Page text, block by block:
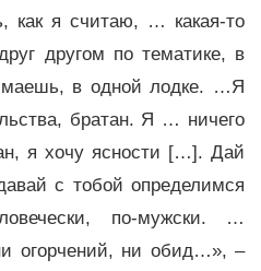
как я считаю, … какая-то
другом по тематике, в
в одной лодке. …Я
братан. Я … ничего
я хочу ясности […]. Дай
с тобой определимся
по-мужски. …
огорчений, ни обид…», –